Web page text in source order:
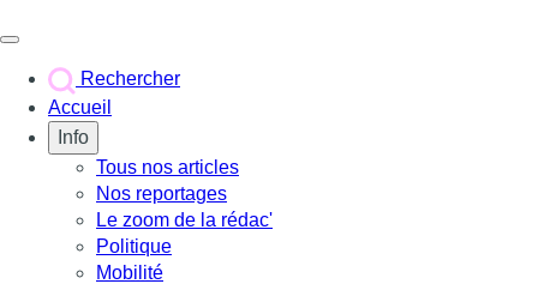
Rechercher
Accueil
Info
Tous nos articles
Nos reportages
Le zoom de la rédac'
Politique
Mobilité